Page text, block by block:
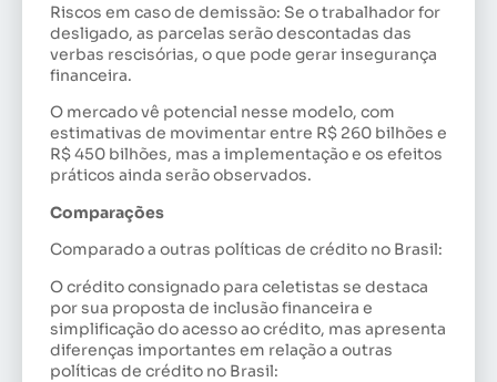
Riscos em caso de demissão: Se o trabalhador for
desligado, as parcelas serão descontadas das
verbas rescisórias, o que pode gerar insegurança
financeira.
O mercado vê potencial nesse modelo, com
estimativas de movimentar entre R$ 260 bilhões e
R$ 450 bilhões, mas a implementação e os efeitos
práticos ainda serão observados.
Comparações
Comparado a outras políticas de crédito no Brasil:
O crédito consignado para celetistas se destaca
por sua proposta de inclusão financeira e
simplificação do acesso ao crédito, mas apresenta
diferenças importantes em relação a outras
políticas de crédito no Brasil: